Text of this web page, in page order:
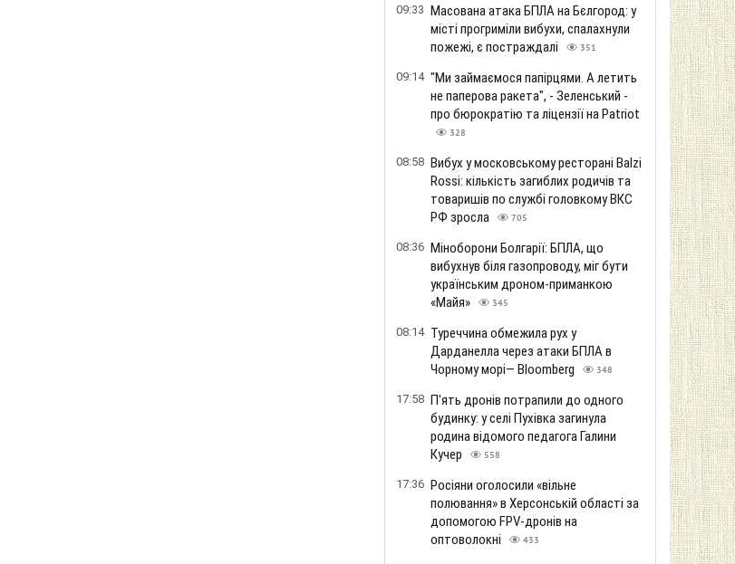
09:33 Масована атака БПЛА на Бєлгород: у
місті прогриміли вибухи, спалахнули
пожежі, є постраждалі
351
09:14 "Ми займаємося папірцями. А летить
не паперова ракета", - Зеленський -
про бюрократію та ліцензії на Patriot
328
08:58 Вибух у московському ресторані Balzi
Rossi: кількість загиблих родичів та
товаришів по службі головкому ВКС
РФ зросла
705
08:36 Міноборони Болгарії: БПЛА, що
вибухнув біля газопроводу, міг бути
українським дроном-приманкою
«Майя»
345
08:14 Туреччина обмежила рух у
Дарданелла через атаки БПЛА в
Чорному морі— Bloomberg
348
17:58 П'ять дронів потрапили до одного
будинку: у селі Пухівка загинула
родина відомого педагога Галини
Кучер
558
17:36 Росіяни оголосили «вільне
полювання» в Херсонській області за
допомогою FPV-дронів на
оптоволокні
433